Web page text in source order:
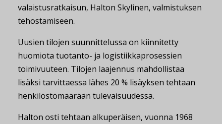
valaistusratkaisun, Halton Skylinen, valmistuksen
tehostamiseen.
Uusien tilojen suunnittelussa on kiinnitetty
huomiota tuotanto- ja logistiikkaprosessien
toimivuuteen. Tilojen laajennus mahdollistaa
lisäksi tarvittaessa lähes 20 % lisäyksen tehtaan
henkilöstömäärään tulevaisuudessa.
Halton osti tehtaan alkuperäisen, vuonna 1968